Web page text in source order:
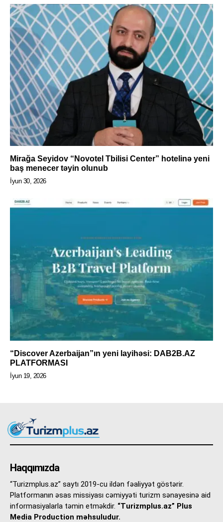
Mirağa Seyidov “Novotel Tbilisi Center” hotelinə yeni
baş menecer təyin olunub
İyun 30, 2026
“Discover Azerbaijan”ın yeni layihəsi: DAB2B.AZ
PLATFORMASI
İyun 19, 2026
Haqqımızda
“Turizmplus.az” saytı 2019-cu ildən fəaliyyət göstərir.
Platformanın əsas missiyası cəmiyyəti turizm sənayesinə aid
informasiyalarla təmin etməkdir. “Turizmplus.az” Plus
Media Production məhsuludur.